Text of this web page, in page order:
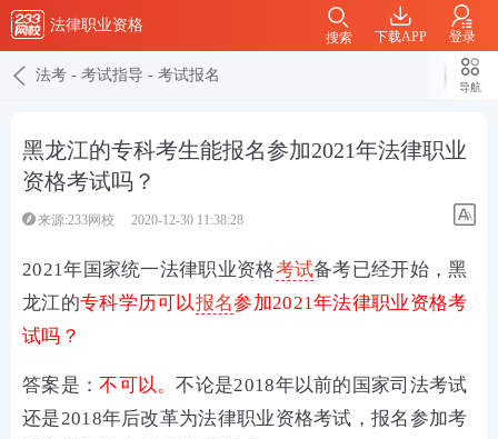
法律职业资格
下载APP 登录
搜索
法考 - 考试指导 - 考试报名
导航
黑龙江的专科考生能报名参加2021年法律职业
资格考试吗？
来源:233网校 2020-12-30 11:38:28
2021年国家统一法律职业资格考试备考已经开始，黑
龙江的专科学历可以报名参加2021年法律职业资格考
试吗？
答案是：不可以。不论是2018年以前的国家司法考试
还是2018年后改革为法律职业资格考试，报名参加考